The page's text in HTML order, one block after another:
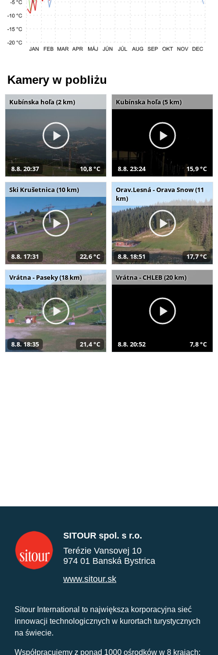
Kamery w pobliżu
Kubínska hoľa (2 km)
8.8. 20:37 10,8 °C
Kubínska hoľa (5 km)
8.8. 23:24 15,9 °C
Ski Krušetnica (10 km)
8.8. 17:31 22,6 °C
Orav.Lesná - Orava Snow (11
km)
8.8. 18:51 17,7 °C
Vrátna - Paseky (18 km)
8.8. 18:35 21,4 °C
Vrátna - CHLEB (20 km)
8.8. 20:52 7,8 °C
SITOUR spol. s r.o.
Terézie Vansovej 10
974 01 Banská Bystrica
www.sitour.sk
Sitour International to największa korporacyjna sieć
innowacji technologicznych w kurortach turystycznych
na świecie.
Współpracujemy z ponad 1000 ośrodków w 8 krajach: